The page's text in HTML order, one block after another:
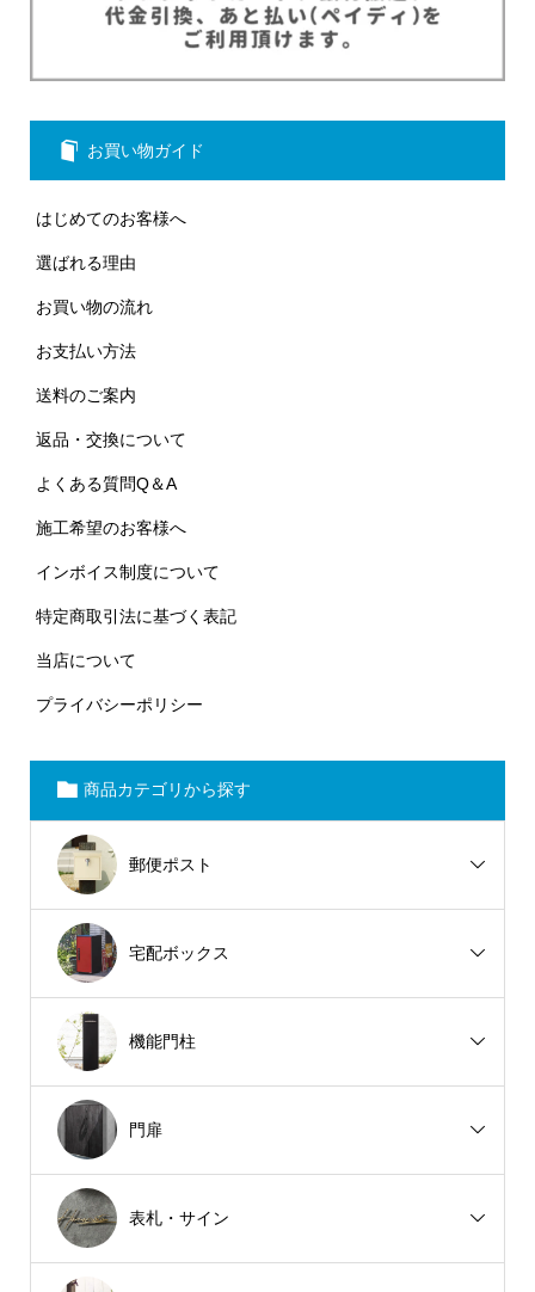
お買い物ガイド
はじめてのお客様へ
選ばれる理由
お買い物の流れ
お支払い方法
送料のご案内
返品・交換について
よくある質問Q＆A
施工希望のお客様へ
インボイス制度について
特定商取引法に基づく表記
当店について
プライバシーポリシー
商品カテゴリから探す
郵便ポスト
宅配ボックス
機能門柱
門扉
表札・サイン